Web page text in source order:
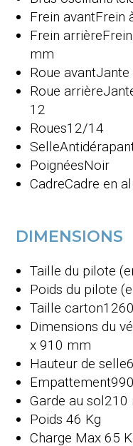
Frein avantFrein
Frein arrière
mm
Roue avant
Roue arrière
12
Roues12/14
Selle
PoignéesNoir
CadreCadre en
DIMENSIONS
Taille du pilote
Poids du pilote
Taille carton
Dimensions du
x 910 mm
Hauteur de selle
Empattement
Garde au sol210
Poids46 Kg
Charge Max 65